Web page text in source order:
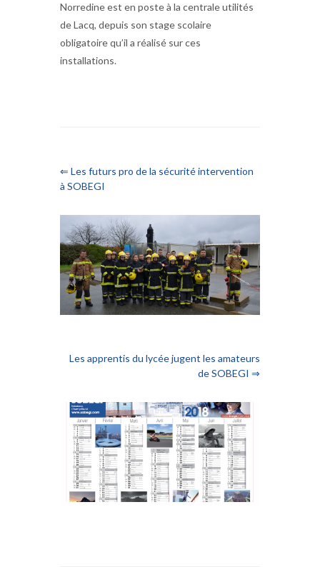
Norredine est en poste à la centrale utilités
de Lacq, depuis son stage scolaire
obligatoire qu’il a réalisé sur ces
installations.
⇐ Les futurs pro de la sécurité intervention
à SOBEGI
Les apprentis du lycée jugent les amateurs
de SOBEGI ⇒